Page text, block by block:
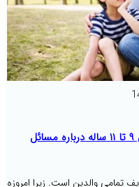
تربیت جنسی و صحبت با کودکان ۹ تا ۱۱ ساله درباره مسائل
تمامی والدین است. زیرا امروزه